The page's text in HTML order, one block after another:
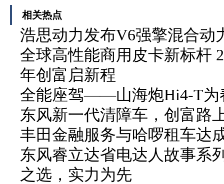
相关热点
浩思动力发布V6强擎混合动
全球高性能商用皮卡新标杆
年创富启新程
全能座驾——山海炮Hi4-T为
东风新一代清障车，创富路
丰田金融服务与哈啰租车达
东风睿立达省电达人故事系
之选，实力为先